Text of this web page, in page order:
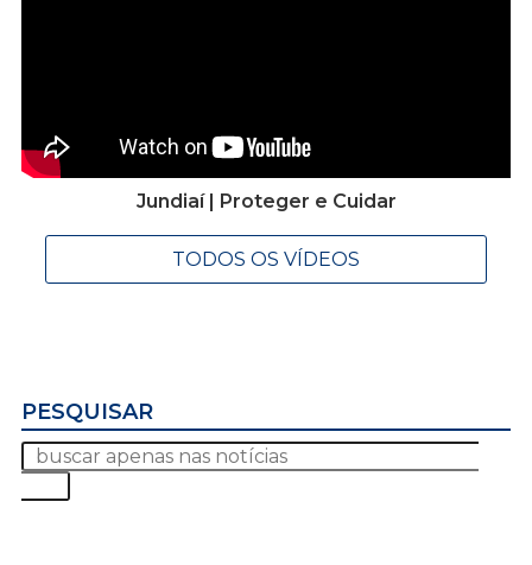
Jundiaí | Proteger e Cuidar
TODOS OS VÍDEOS
PESQUISAR